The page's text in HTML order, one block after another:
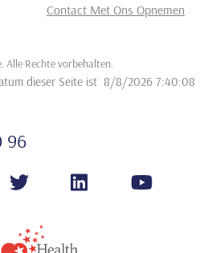
Contact Met Ons Opnemen
Alle Rechte vorbehalten
dieser Seite ist 8/8/2026 7:40:08
96